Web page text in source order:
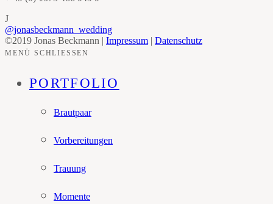
J
@jonasbeckmann_wedding
©2019 Jonas Beckmann | Impressum | Datenschutz
MENÜ SCHLIESSEN
PORTFOLIO
Brautpaar
Vorbereitungen
Trauung
Momente